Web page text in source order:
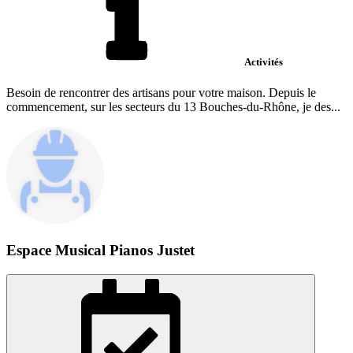
Activités
Besoin de rencontrer des artisans pour votre maison. Depuis le
commencement, sur les secteurs du 13 Bouches-du-Rhône, je des...
Espace Musical Pianos Justet